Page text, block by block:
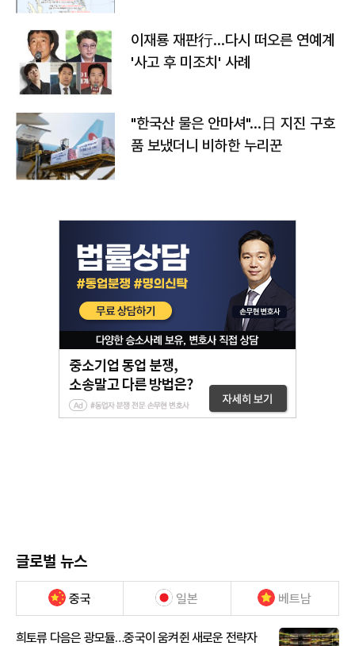
이재룡 재판行…다시 떠오른 연예계
'사고 후 미조치' 사례
"한국산 물은 안마셔"…日 지진 구호
품 보냈더니 비하한 누리꾼
글로벌 뉴스
중국 일본 베트남
희토류 다음은 광모듈…중국이 움켜쥔 새로운 전략자